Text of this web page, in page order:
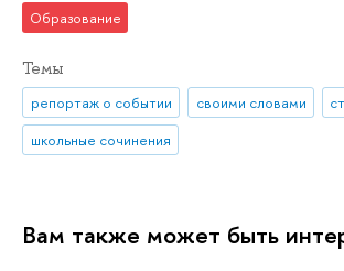
Образование
Темы
репортаж о событии своими словами
школьные сочинения
Вам также может быть